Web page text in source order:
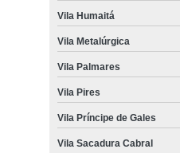
Vila Humaitá
Vila Metalúrgica
Vila Palmares
Vila Pires
Vila Príncipe de Gales
Vila Sacadura Cabral